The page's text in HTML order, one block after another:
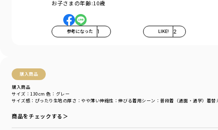
お子さまの年齢:10歳
参考になった 1 LIKE! 2
購入商品
購入商品
サイズ感 ：ぴったり 生地の厚さ ：やや薄い伸縮性 ：伸びる着用シーン ：普段着（通園・通学） 着替
サイズ：130cm 色：グレー
商品をチェックする＞